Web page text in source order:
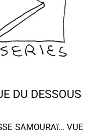
DU DESSOUS
SAMOURAï… VUE